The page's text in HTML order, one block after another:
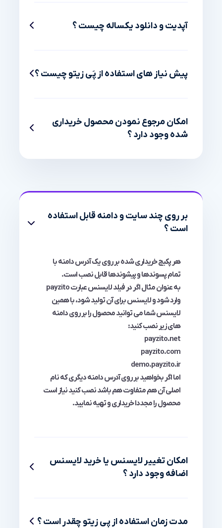
آپدیت و دانلود یکساله چیست ؟
پیش نیاز های استفاده از پَی زیتو چیست ؟
امکان مرجوع نمودن محصول خریداری
شده وجود دارد ؟
بر روی چند سایت و دامنه قابل استفاده
است ؟
هر پکیج خریداری شده بر روی یک آدرس دامنه با
تمام پسوندها و پیشوندها قابل نصب است.
به عنوان مثال اگر در فیلد لایسنس عبارت payzito
وارد شود و لایسنس برای آن تولید شود، با همین
لایسنس شما می توانید محصول را بر روی دامنه
های زیر نصب کنید:
payzito.net
payzito.com
demo.payzito.ir
اما اگر بخواهید بر روی آدرس دامنه دیگری که نام
اصلی آن هم متفاوت هم باشد نصب کنید نیاز است
محصول را مجددا خریداری و تهیه نمایید.
امکان تغییر لایسنس یا خرید لایسنس
اضافه وجود دارد ؟
مدت زمان استفاده از پی زیتو چقدر است ؟